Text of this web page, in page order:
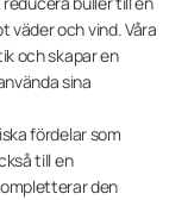
väder och vind. Våra
och skapar en
sina
fördelar som
till en
den